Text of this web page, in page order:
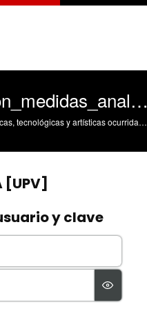
Divulgación de las actividades científicas, tecnológicas y artísticas ocurridas en los tres campus de la UPV